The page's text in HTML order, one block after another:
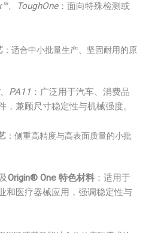
、ToughOne：面向特殊检测或
：适合中小批量生产、坚固耐用的原
PA11 ：广泛用于汽车、消费品
，兼顾尺寸稳定性与机械强度。
：侧重高精度与高表面质量的小批
及Origin® One 特色材料 ：适用于
和医疗器械应用，强调稳定性与